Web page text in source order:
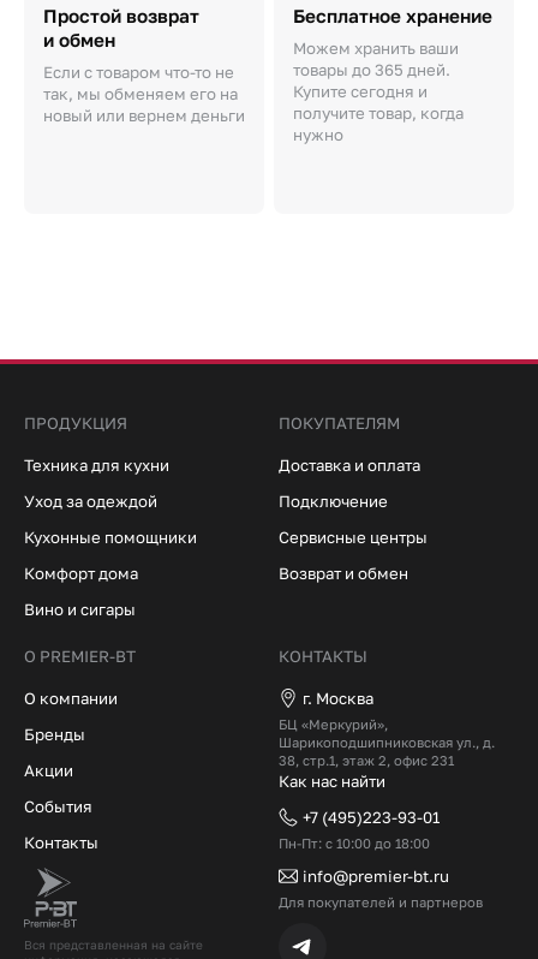
Простой возврат
и обмен
Если с товаром что-то не
так, мы обменяем его на
новый или вернем деньги
Бесплатное хранение
Можем хранить ваши
товары до 365 дней.
Купите сегодня и
получите товар, когда
нужно
Вся представленная на сайте
ПРОДУКЦИЯ
Техника для кухни
Уход за одеждой
Кухонные помощники
Комфорт дома
Вино и сигары
ПОКУПАТЕЛЯМ
Доставка и оплата
Подключение
Сервисные центры
Возврат и обмен
О PREMIER-BT
О компании
Бренды
Акции
События
Контакты
КОНТАКТЫ
г. Москва
БЦ «Меркурий»,
Шарикоподшипниковская ул., д.
38, стр.1, этаж 2, офис 231
Как нас найти
+7 (495)223-93-01
Пн-Пт: с 10:00 до 18:00
info@premier-bt.ru
Для покупателей и партнеров